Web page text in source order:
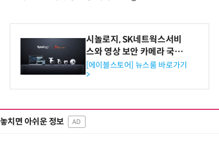
시놀로지, SK네트웍스서비
스와 영상 보안 카메라 국내
독점 판매 파트너십 체결
[에이블스토어] 뉴스룸 바로가기
>
놓치면 아쉬운 정보 AD